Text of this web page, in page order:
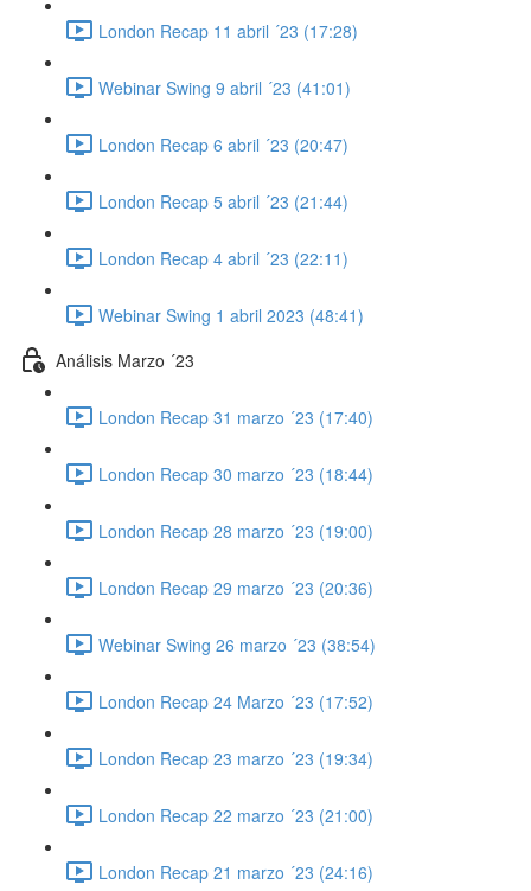
London Recap 11 abril ´23 (17:28)
Webinar Swing 9 abril ´23 (41:01)
London Recap 6 abril ´23 (20:47)
London Recap 5 abril ´23 (21:44)
London Recap 4 abril ´23 (22:11)
Webinar Swing 1 abril 2023 (48:41)
Análisis Marzo ´23
London Recap 31 marzo ´23 (17:40)
London Recap 30 marzo ´23 (18:44)
London Recap 28 marzo ´23 (19:00)
London Recap 29 marzo ´23 (20:36)
Webinar Swing 26 marzo ´23 (38:54)
London Recap 24 Marzo ´23 (17:52)
London Recap 23 marzo ´23 (19:34)
London Recap 22 marzo ´23 (21:00)
London Recap 21 marzo ´23 (24:16)